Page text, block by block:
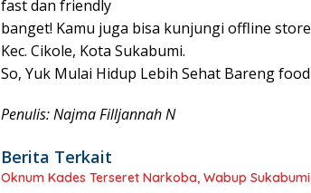
fast dan friendly
banget! Kamu juga bisa kunjungi offline
Kec. Cikole, Kota Sukabumi.
So, Yuk Mulai Hidup Lebih Sehat Bareng
Penulis: Najma Filljannah N
Berita Terkait
Oknum Kades Terseret Narkoba, Wabup